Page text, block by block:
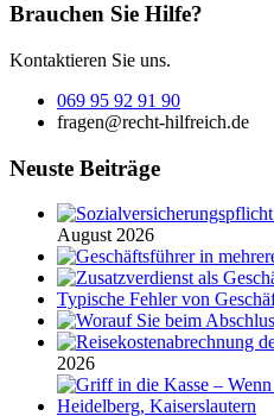
Brauchen Sie Hilfe?
Kontaktieren Sie uns.
069 95 92 91 90
fragen@recht-hilfreich.de
Neuste Beiträge
August 2026
Typische Fehler von
2026